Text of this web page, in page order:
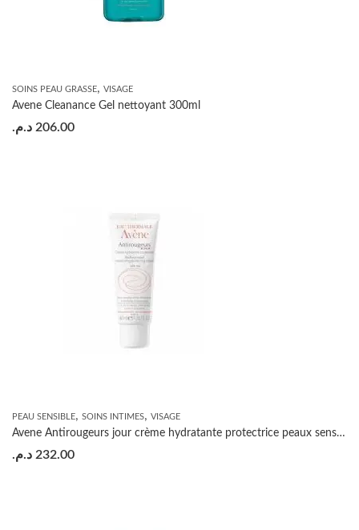
SOINS PEAU GRASSE, VISAGE
Avene Cleanance Gel nettoyant 300ml
206.00 د.م.
PEAU SENSIBLE, SOINS INTIMES, VISAGE
Avene Antirougeurs jour crème hydratante protectrice peaux sensibles sèches SPF20 40ml
232.00 د.م.